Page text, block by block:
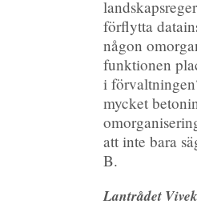
förflytta
någon
funktionen
i
mycket
att inte bara
B.
Lantrådet